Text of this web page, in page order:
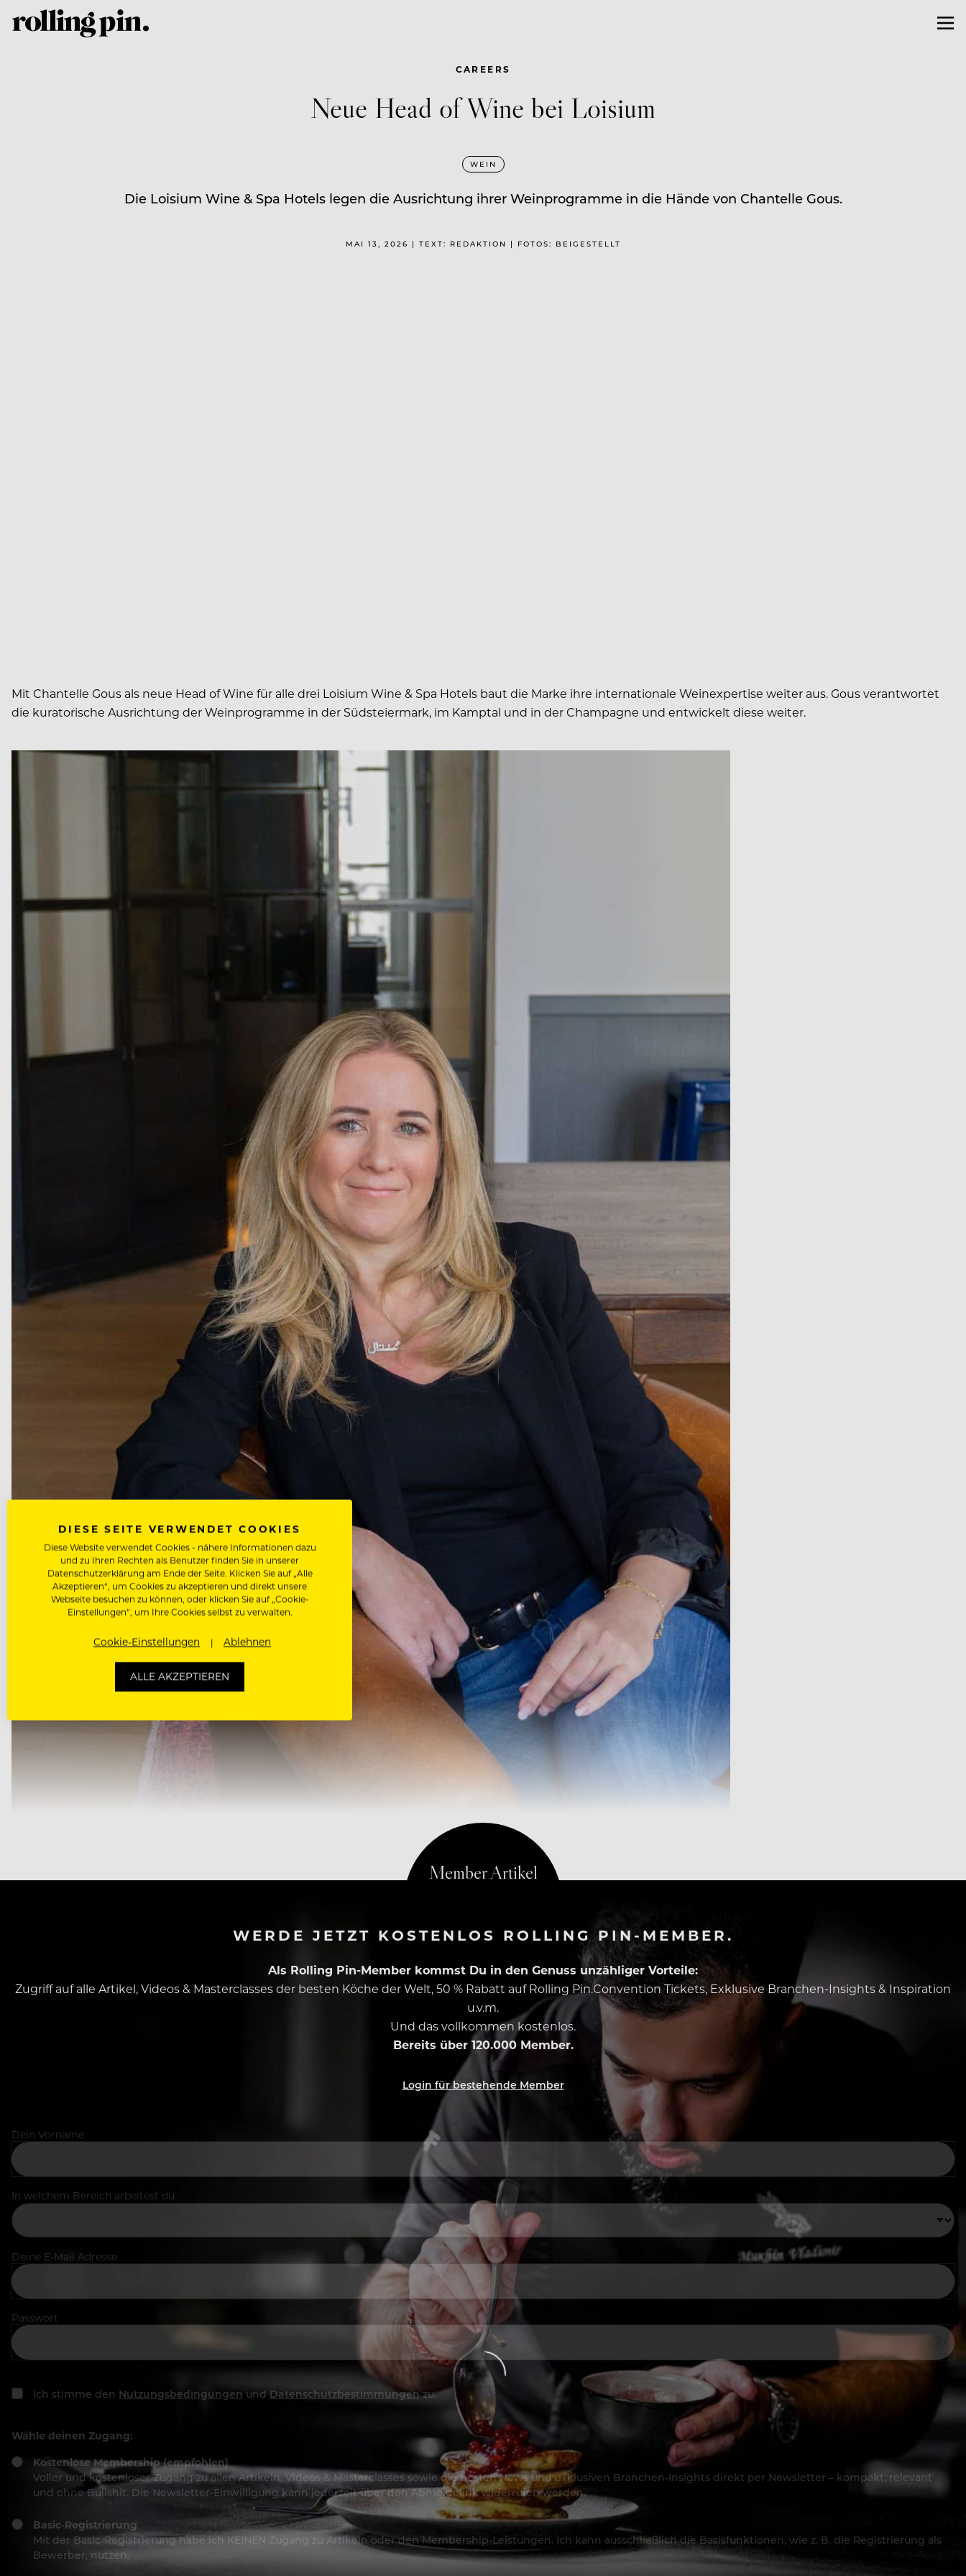
CAREERS
Neue Head of Wine bei Loisium
WEIN
Die Loisium Wine & Spa Hotels legen die Ausrichtung ihrer Weinprogramme in die Hände von Chantelle Gous.
MAI 13, 2026 | TEXT: REDAKTION | FOTOS: BEIGESTELLT
Mit Chantelle Gous als neue Head of Wine für alle drei Loisium Wine & Spa Hotels baut die Marke ihre internationale Weinexpertise weiter aus. Gous verantwortet
die kuratorische Ausrichtung der Weinprogramme in der Südsteiermark, im Kamptal und in der Champagne und entwickelt diese weiter.
WERDE JETZT KOSTENLOS ROLLING PIN-MEMBER.
Als Rolling Pin-Member kommst Du in den Genuss unzähliger Vorteile:
Zugriff auf alle Artikel, Videos & Masterclasses der besten Köche der Welt, 50 % Rabatt auf Rolling Pin.Convention Tickets, Exklusive Branchen-Insights & Inspiration
u.v.m.
Und das vollkommen kostenlos.
Bereits über 120.000 Member.
Login für bestehende Member
Dein Vorname
In welchem Bereich arbeitest du
Deine E-Mail Adresse
Passwort
Ich stimme den Nutzungsbedingungen und Datenschutzbestimmungenzu.
Wähle deinen Zugang:
Kostenlose Membership (empfohlen)
Voller und kostenloser Zugang zu allen Artikeln, Videos & Masterclasses sowie die besten News und exklusiven Branchen-Insights direkt per Newsletter – kompakt, relevant
und ohne Bullshit. Die Newsletter-Einwilligung kann jederzeit über den Abmeldelink widerrufen werden.
Basic-Registrierung
Mit der Basic-Registrierung habe ich KEINEN Zugang zu Artikeln oder den Membership-Leistungen. Ich kann ausschließlich die Basisfunktionen, wie z. B. die Registrierung als
Bewerber, nutzen.
DIESE SEITE VERWENDET COOKIES
Diese Website verwendet Cookies - nähere Informationen dazu
und zu Ihren Rechten als Benutzer finden Sie in unserer
Datenschutzerklärung am Ende der Seite. Klicken Sie auf „Alle
Akzeptieren“, um Cookies zu akzeptieren und direkt unsere
Webseite besuchen zu können, oder klicken Sie auf „Cookie-
Einstellungen“, um Ihre Cookies selbst zu verwalten.
Cookie-Einstellungen Ablehnen
ALLE AKZEPTIEREN